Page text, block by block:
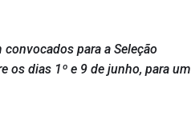
para a Seleção
os dias 1º e 9 de junho, para um